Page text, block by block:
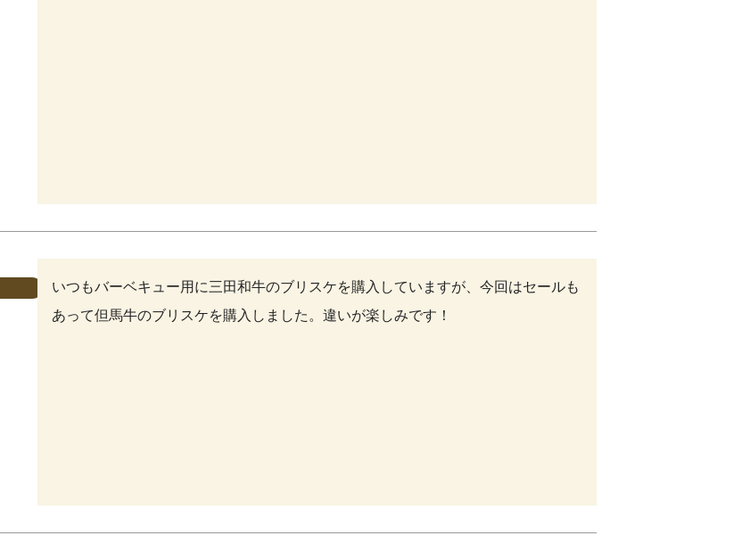
いつもバーベキュー用に三田和牛のブリスケを購入していますが、今回はセールも
あって但馬牛のブリスケを購入しました。違いが楽しみです！